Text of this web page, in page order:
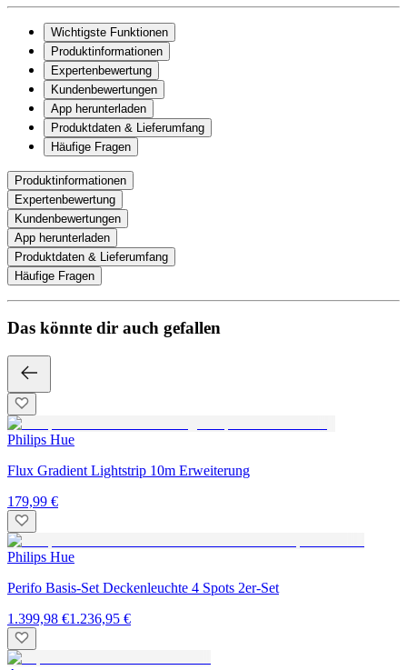
Wichtigste Funktionen
Produktinformationen
Expertenbewertung
Kundenbewertungen
App herunterladen
Produktdaten & Lieferumfang
Häufige Fragen
Produktinformationen
Expertenbewertung
Kundenbewertungen
App herunterladen
Produktdaten & Lieferumfang
Häufige Fragen
Das könnte dir auch gefallen
Philips Hue
Flux Gradient Lightstrip 10m Erweiterung
179,99 €
Philips Hue
Perifo Basis-Set Deckenleuchte 4 Spots 2er-Set
1.399,98 €1.236,95 €